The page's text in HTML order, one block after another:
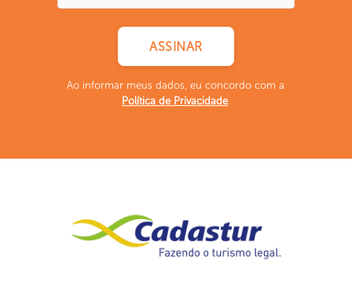
Ao informar meus dados, eu concordo com a
Política de Privacidade.